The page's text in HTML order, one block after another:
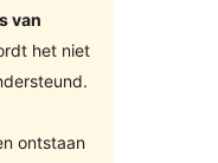
van
het niet
ontstaan